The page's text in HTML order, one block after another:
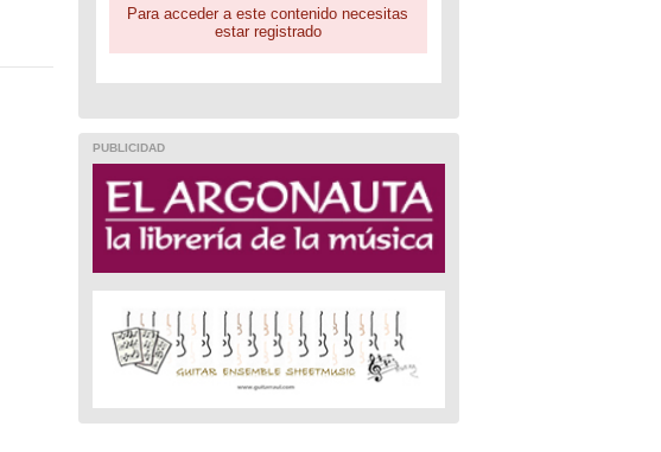
Para acceder a este contenido necesitas
estar registrado
PUBLICIDAD